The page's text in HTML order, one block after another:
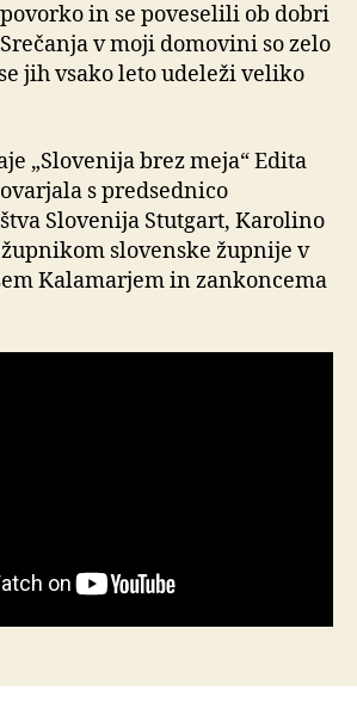
in se poveselili ob dobri
v moji domovini so zelo
jih vsako leto udeleži veliko
„Slovenija brez meja“ Edita
s predsednico
Slovenija Stutgart, Karolino
slovenske župnije v
Kalamarjem in zankoncema